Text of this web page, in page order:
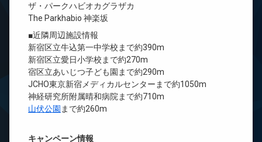
ザ・パークハビオカグラザカ
The Parkhabio 神楽坂
■近隣周辺施設情報
新宿区立牛込第一中学校まで約390m
新宿区立愛日小学校まで約270m
宿区立あいじつ子ども園まで約290m
JCHO東京新宿メディカルセンターまで約1050m
神経研究所附属晴和病院まで約710m
山伏公園 まで約260m
キャンペーン情報